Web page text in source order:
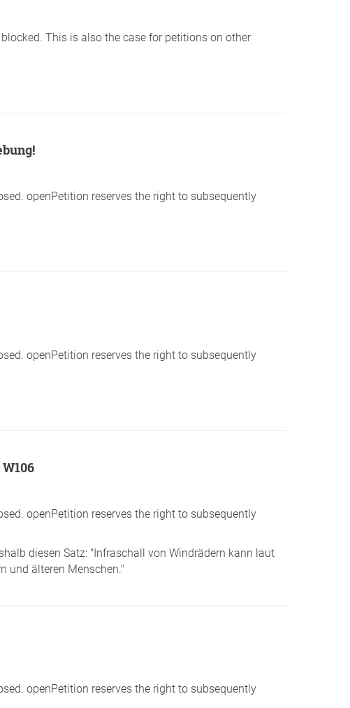
This is also the case for petitions on other
openPetition reserves the right to subsequently
openPetition reserves the right to subsequently
openPetition reserves the right to subsequently
diesen Satz: "Infraschall von Windrädern kann laut
und älteren Menschen."
openPetition reserves the right to subsequently